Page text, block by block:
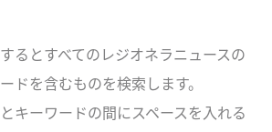
るとすべてのレジオネラニュースの
ドを含むものを検索します。
キーワードの間にスペースを入れる